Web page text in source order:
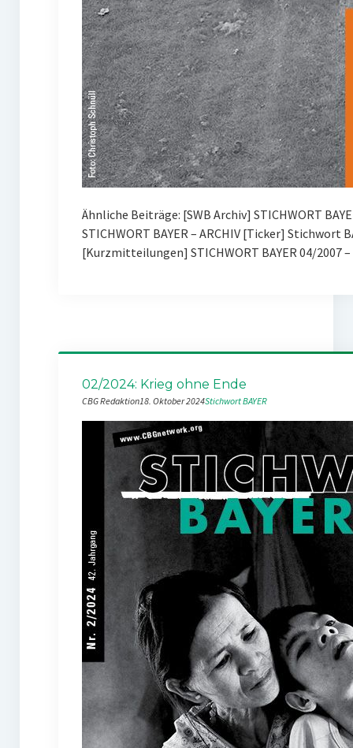
Ähnliche Beiträge: [SWB Archiv] STICHWORT
STICHWORT BAYER – ARCHIV [Ticker] Stichwort
[Kurzmitteilungen] STICHWORT BAYER 04/2007
02/2024: Krieg ohne Ende
CBG Redaktion18. Oktober 2024Stichwort BAYER